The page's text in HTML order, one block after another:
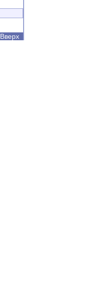
Вверх